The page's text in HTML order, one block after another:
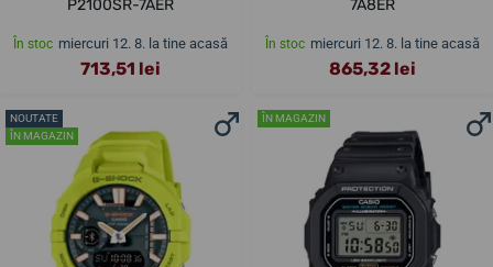
P2100SR-7AER
În stoc miercuri 12. 8. la tine acasă
713,51 lei
7A8ER
În stoc miercuri 12. 8. la tine acasă
865,32 lei
NOUTATE
ÎN MAGAZIN
ÎN MAGAZIN